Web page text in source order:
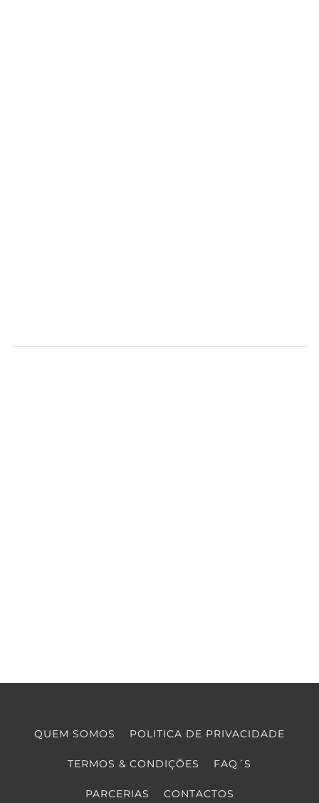
QUEM SOMOS POLITICA DE PRIVACIDADE
TERMOS & CONDIÇÕES FAQ´S
PARCERIAS CONTACTOS